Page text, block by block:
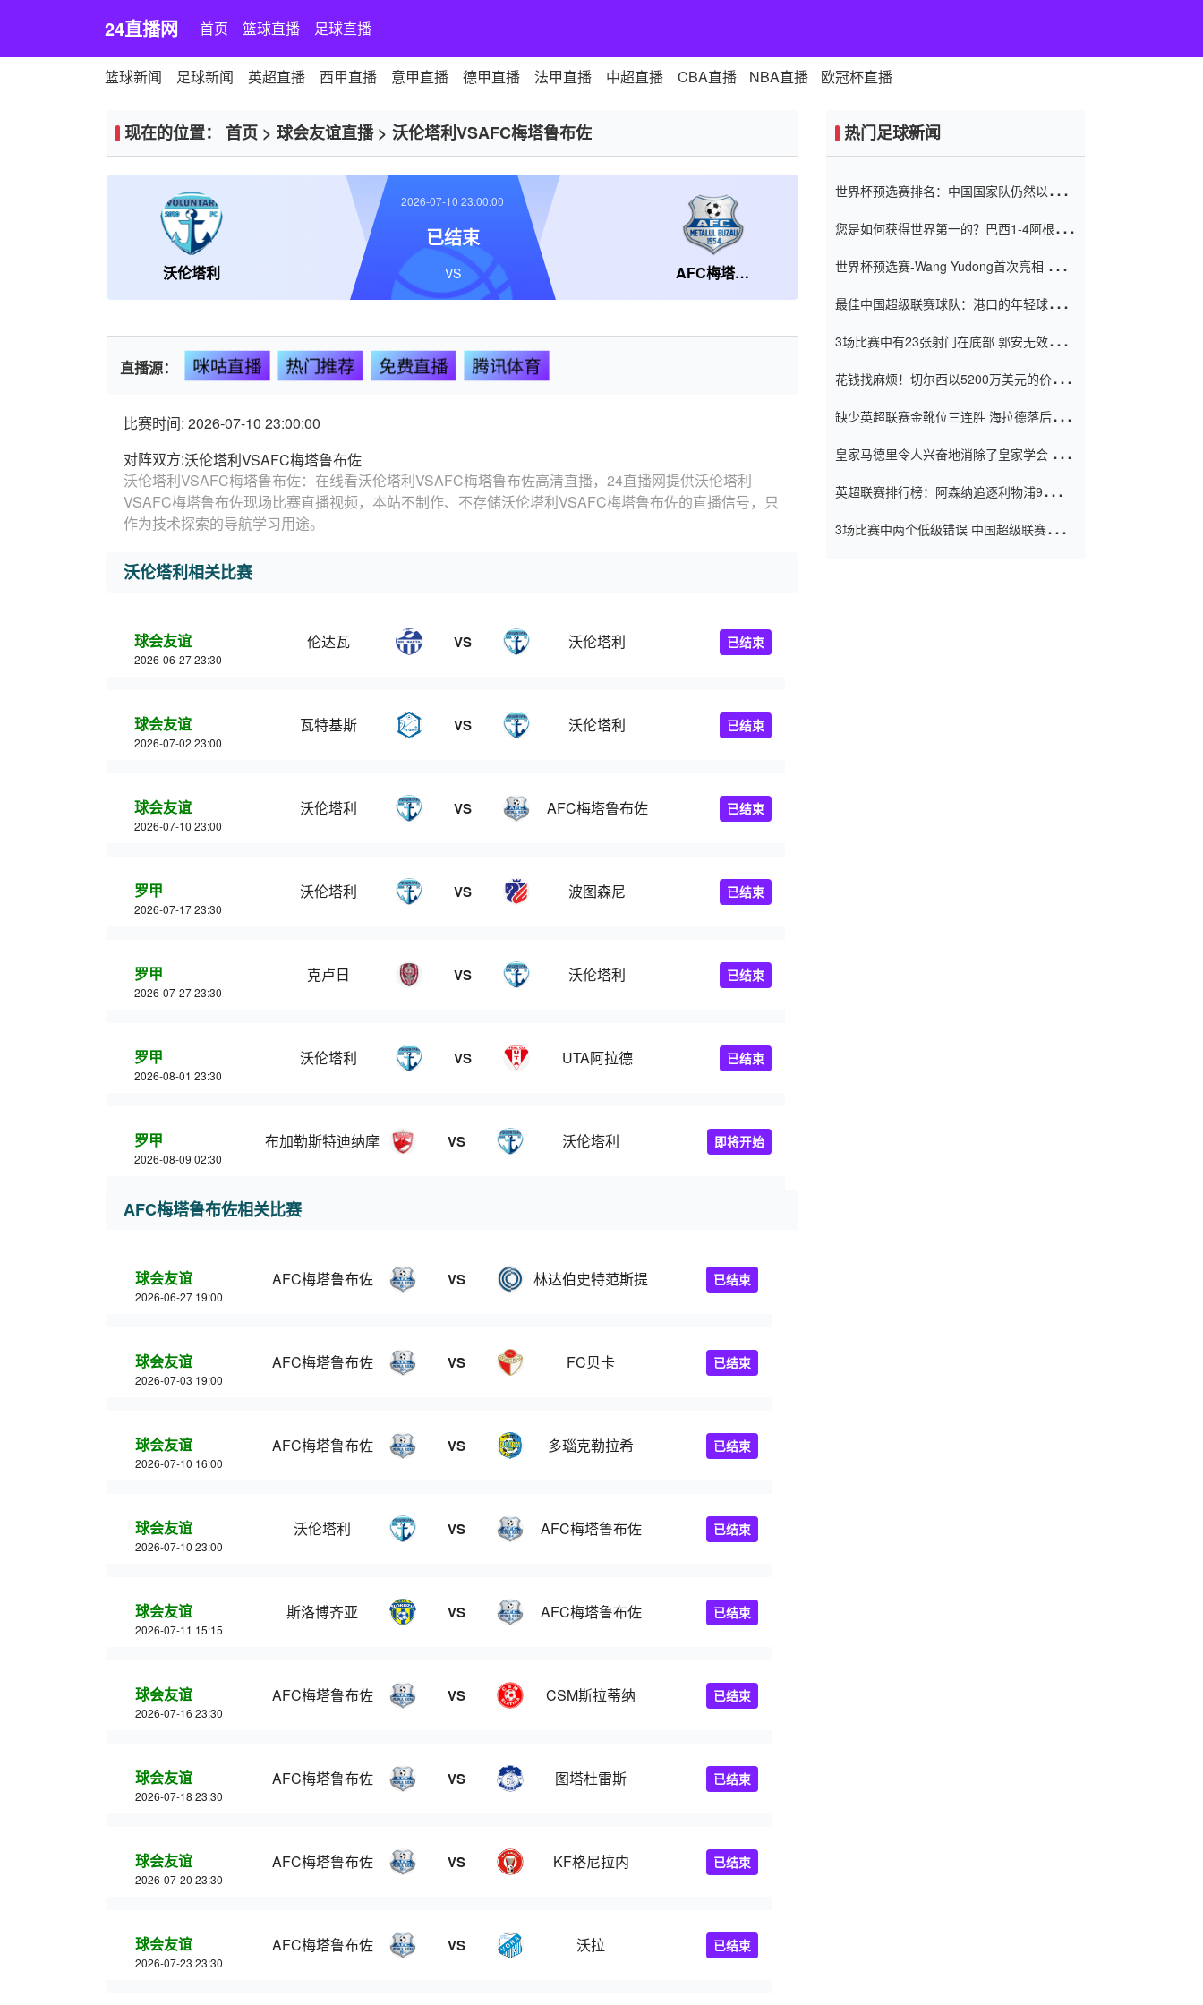
24直播网 首页 篮球直播 足球直播
篮球新闻 足球新闻 英超直播 西甲直播 意甲直播 德甲直播 法甲直播 中超直播 CBA直播 NBA直播 欧冠杯直播
现在的位置： 首页 > 球会友谊直播> 沃伦塔利VSAFC梅塔鲁布佐
沃伦塔利 AFC梅塔鲁布佐
2026-07-10 23:00:00
已结束
VS
直播源： 咪咕直播 热门推荐 免费直播 腾讯体育
比赛时间: 2026-07-10 23:00:00
对阵双方:沃伦塔利VSAFC梅塔鲁布佐
沃伦塔利VSAFC梅塔鲁布佐：在线看沃伦塔利VSAFC梅塔鲁布佐高清直播，24直播网提供沃伦塔利
VSAFC梅塔鲁布佐现场比赛直播视频，本站不制作、不存储沃伦塔利VSAFC梅塔鲁布佐的直播信号，只
作为技术探索的导航学习用途。
沃伦塔利相关比赛
球会友谊
2026-06-27 23:30
伦达瓦 VS 沃伦塔利 已结束
球会友谊
2026-07-02 23:00
瓦特基斯 VS 沃伦塔利 已结束
球会友谊
2026-07-10 23:00
沃伦塔利 VS AFC梅塔鲁布佐 已结束
罗甲
2026-07-17 23:30
沃伦塔利 VS 波图森尼 已结束
罗甲
2026-07-27 23:30
克卢日 VS 沃伦塔利 已结束
罗甲
2026-08-01 23:30
沃伦塔利 VS UTA阿拉德 已结束
罗甲
2026-08-09 02:30
布加勒斯特迪纳摩 VS 沃伦塔利 即将开始
AFC梅塔鲁布佐相关比赛
球会友谊
2026-06-27 19:00
AFC梅塔鲁布佐 VS 林达伯史特范斯提 已结束
球会友谊
2026-07-03 19:00
AFC梅塔鲁布佐 VS FC贝卡 已结束
球会友谊
2026-07-10 16:00
AFC梅塔鲁布佐 VS 多瑙克勒拉希 已结束
球会友谊
2026-07-10 23:00
沃伦塔利 VS AFC梅塔鲁布佐 已结束
球会友谊
2026-07-11 15:15
斯洛博齐亚 VS AFC梅塔鲁布佐 已结束
球会友谊
2026-07-16 23:30
AFC梅塔鲁布佐 VS CSM斯拉蒂纳 已结束
球会友谊
2026-07-18 23:30
AFC梅塔鲁布佐 VS 图塔杜雷斯 已结束
球会友谊
2026-07-20 23:30
AFC梅塔鲁布佐 VS KF格尼拉内 已结束
球会友谊
2026-07-23 23:30
AFC梅塔鲁布佐 VS 沃拉 已结束
热门足球新闻
世界杯预选赛排名：中国国家队仍然以6分
您是如何获得世界第一的？巴西1-4阿根
世界杯预选赛-Wang Yudong首次亮相 中国
最佳中国超级联赛球队：港口的年轻球员在
（Taishan）
3场比赛中有23张射门在底部 郭安无效传球
花钱找麻烦！切尔西以5200万美元的价格
窗口
缺少英超联赛金靴位三连胜 海拉德落后6球
皇家马德里令人兴奋地消除了皇家学会 安
英超联赛排行榜：阿森纳追逐利物浦9分 曼
3场比赛中两个低级错误 中国超级联赛的前